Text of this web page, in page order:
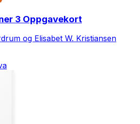
3 Oppgavekort
og Elisabet W. Kristiansen